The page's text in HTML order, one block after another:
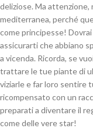
deliziose. Ma attenzione,
mediterranea, perché
come principesse!
assicurarti che abbiano
a vicenda. Ricorda, se
trattare le tue piante di
viziarle e far loro sentire
ricompensato con un
preparati a diventare il
come delle vere star!